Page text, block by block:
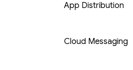
App Distribution
Cloud Messaging